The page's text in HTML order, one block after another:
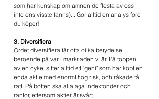
som har kunskap om ämnen de flesta av oss
inte ens visste fanns)... Gör alltid en analys före
du köper!
3. Diversifiera
Ordet diversifiera får ofta olika betydelse
beroende på var i marknaden vi är. På toppen
av en cykel sitter alltid ett "geni" som har köpt en
enda aktie med enormt hög risk, och råkade få
rätt. På botten ska alla äga indexfonder och
räntor, eftersom aktier är svårt.